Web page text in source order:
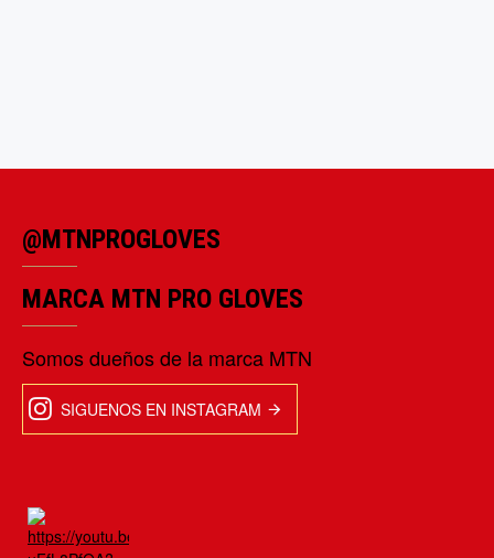
@MTNPROGLOVES
MARCA MTN PRO GLOVES
Somos dueños de la marca MTN
SIGUENOS EN INSTAGRAM